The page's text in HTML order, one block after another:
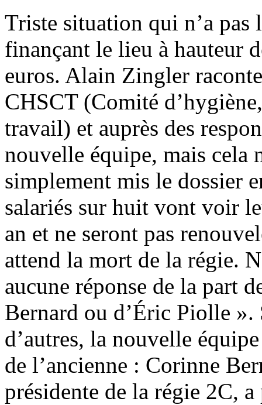
Triste situation qui n’a
finançant le lieu à hauteur
euros. Alain Zingler
CHSCT (Comité
travail) et auprès des
nouvelle équipe, mais cela
simplement mis le dossier
salariés sur huit vont voir
an et ne seront pas
attend la mort de la régie.
aucune réponse de la part
Bernard ou d’Éric Piolle ».
d’autres, la nouvelle
de l’ancienne : Corinne
présidente de la régie 2C,